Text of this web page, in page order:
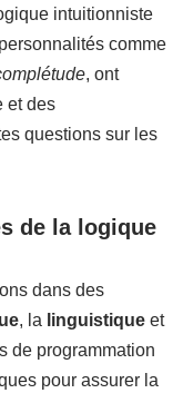
intuitionniste
comme
, ont
et des
questions sur les
de la logique
dans des
, la linguistique et
de programmation
pour assurer la